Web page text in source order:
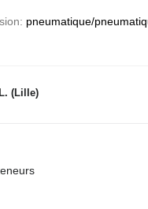
pneumatique/
(Lille)